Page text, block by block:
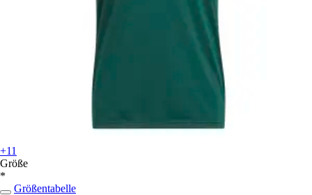
+11
Größe
*
Größentabelle